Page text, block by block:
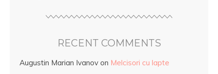
RECENT COMMENTS
Augustin Marian Ivanov on Melcisori cu lapte